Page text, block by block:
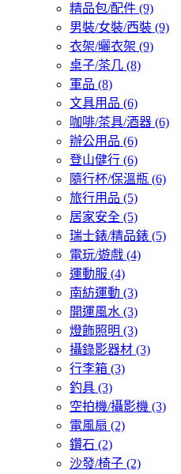
精品包/配件 (9)
男裝/女裝/西裝 (9)
衣架/曬衣架 (9)
桌子/茶几 (8)
軍品 (8)
文具用品 (6)
咖啡/茶具/酒器 (6)
辦公用品 (6)
登山健行 (6)
隨行杯/保溫瓶 (6)
旅行用品 (5)
居家安全 (5)
瑞士錶/精品錶 (5)
電玩/遊戲 (4)
運動服 (4)
南紡運動 (3)
開運風水 (3)
燈飾照明 (3)
攝錄影器材 (3)
行李箱 (3)
釣具 (3)
空拍機/攝影機 (3)
電風扇 (2)
鑽石 (2)
沙發/椅子 (2)